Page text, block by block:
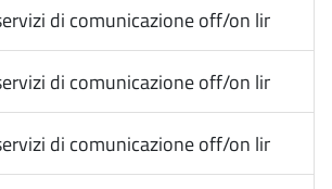
di comunicazione off/on line
di comunicazione off/on line
di comunicazione off/on line